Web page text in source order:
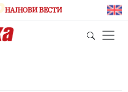
НАЈНОВИ ВЕСТИ